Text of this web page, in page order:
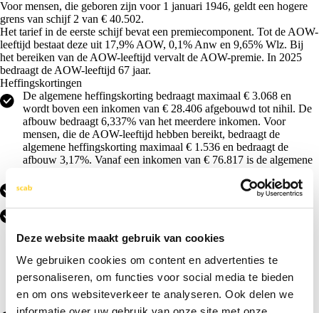
Deze website maakt gebruik van cookies
We gebruiken cookies om content en advertenties te
personaliseren, om functies voor social media te bieden
en om ons websiteverkeer te analyseren. Ook delen we
Voor mensen, die geboren zijn voor 1 januari 1946, geldt een hogere
grens van schijf 2 van € 40.502.
Het tarief in de eerste schijf bevat een premiecomponent. Tot de AOW-
leeftijd bestaat deze uit 17,9% AOW, 0,1% Anw en 9,65% Wlz. Bij
het bereiken van de AOW-leeftijd vervalt de AOW-premie. In 2025
bedraagt de AOW-leeftijd 67 jaar.
Heffingskortingen
De algemene heffingskorting bedraagt maximaal € 3.068 en
wordt boven een inkomen van € 28.406 afgebouwd tot nihil. De
afbouw bedraagt 6,337% van het meerdere inkomen. Voor
mensen, die de AOW-leeftijd hebben bereikt, bedraagt de
algemene heffingskorting maximaal € 1.536 en bedraagt de
afbouw 3,17%. Vanaf een inkomen van € 76.817 is de algemene
Met ingang van 2025 is de algemene heffingskorting afhankelijk
Dearbeidskortingbedraagt maximaal € 5.599 voor mensen die
leeftijd hebben bereikt bedraagt de arbeidskorting maximaal €
arbeidsinkomen van € 43.071. De afbouw bedraagt 6,51% van
het arbeidsinkomen boven € 39.957. Voor AOW-gerechtigden
bedraagt de afbouw 3,257%. De arbeidskorting bedraagt nihil bij
een inkomen vanaf € 129.078.